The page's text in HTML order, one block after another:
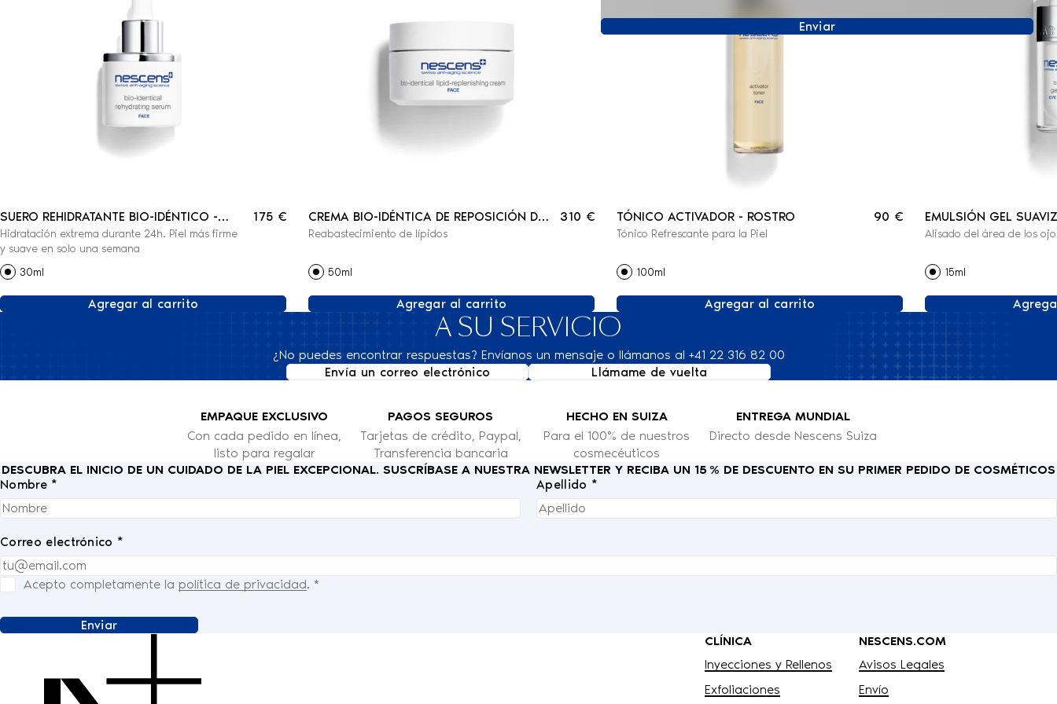
SUERO REHIDRATANTE BIO-IDÉNTICO -
ROSTRO
Hidratación extrema durante 24h. Piel más firme
y suave en solo una semana
175 €
30ml
Agregar al carrito
CREMA BIO-IDÉNTICA DE REPOSICIÓN DE
LÍPIDOS - ROSTRO
Reabastecimiento de lípidos
310 €
50ml
Agregar al carrito
TÓNICO ACTIVADOR - ROSTRO
Tónico Refrescante para la Piel
90 €
100ml
Agregar al carrito
EMULSIÓN GEL
CONTORNO DE OJOS
Alisado del área de los
15ml
A SU SERVICIO
¿No puedes encontrar respuestas? Envíanos un mensaje o llámanos al +41 22 316 82 00
Envía un correo electrónico
Llámame de vuelta
EMPAQUE EXCLUSIVO
Con cada pedido en línea,
listo para regalar
PAGOS SEGUROS
Tarjetas de crédito, Paypal,
Transferencia bancaria
HECHO EN SUIZA
Para el 100% de nuestros
cosmecéuticos
ENTREGA MUNDIAL
Directo desde Nescens Suiza
DESCUBRA EL INICIO DE UN CUIDADO DE LA PIEL EXCEPCIONAL. SUSCRÍBASE A NUESTRA NEWSLETTER Y RECIBA UN 15 % DE DESCUENTO EN SU PRIMER PEDIDO DE COSMÉTICOS
Nombre *
Apellido *
Correo electrónico *
Acepto completamente la política de privacidad. *
Enviar
CLÍNICA
Inyecciones y Rellenos
Exfoliaciones
NESCENS.COM
Avisos Legales
Envío
Enviar